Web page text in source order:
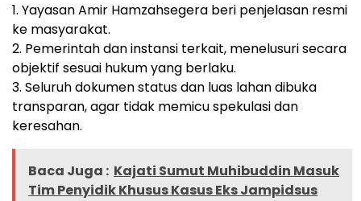
1. Yayasan Amir Hamzahsegera beri penjelasan resmi
ke masyarakat.
2. Pemerintah dan instansi terkait, menelusuri secara
objektif sesuai hukum yang berlaku.
3. Seluruh dokumen status dan luas lahan dibuka
transparan, agar tidak memicu spekulasi dan
keresahan.
Baca Juga : Kajati Sumut Muhibuddin Masuk
Tim Penyidik Khusus Kasus Eks Jampidsus